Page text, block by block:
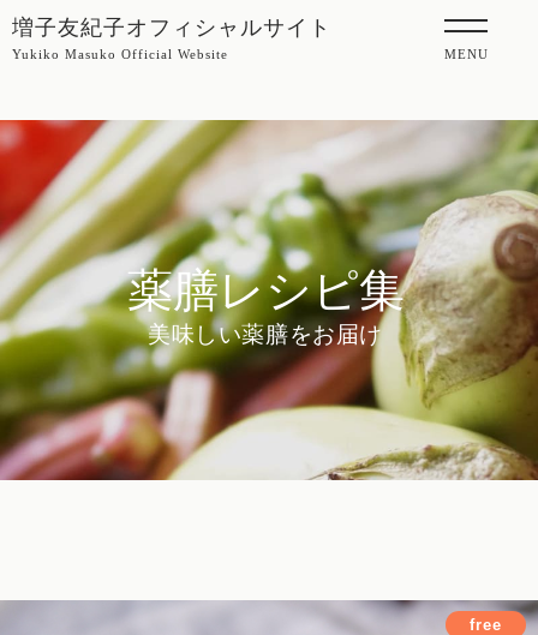
増子友紀子オフィシャルサイト
Yukiko Masuko Official Website MENU
薬膳レシピ集
美味しい薬膳をお届け
free